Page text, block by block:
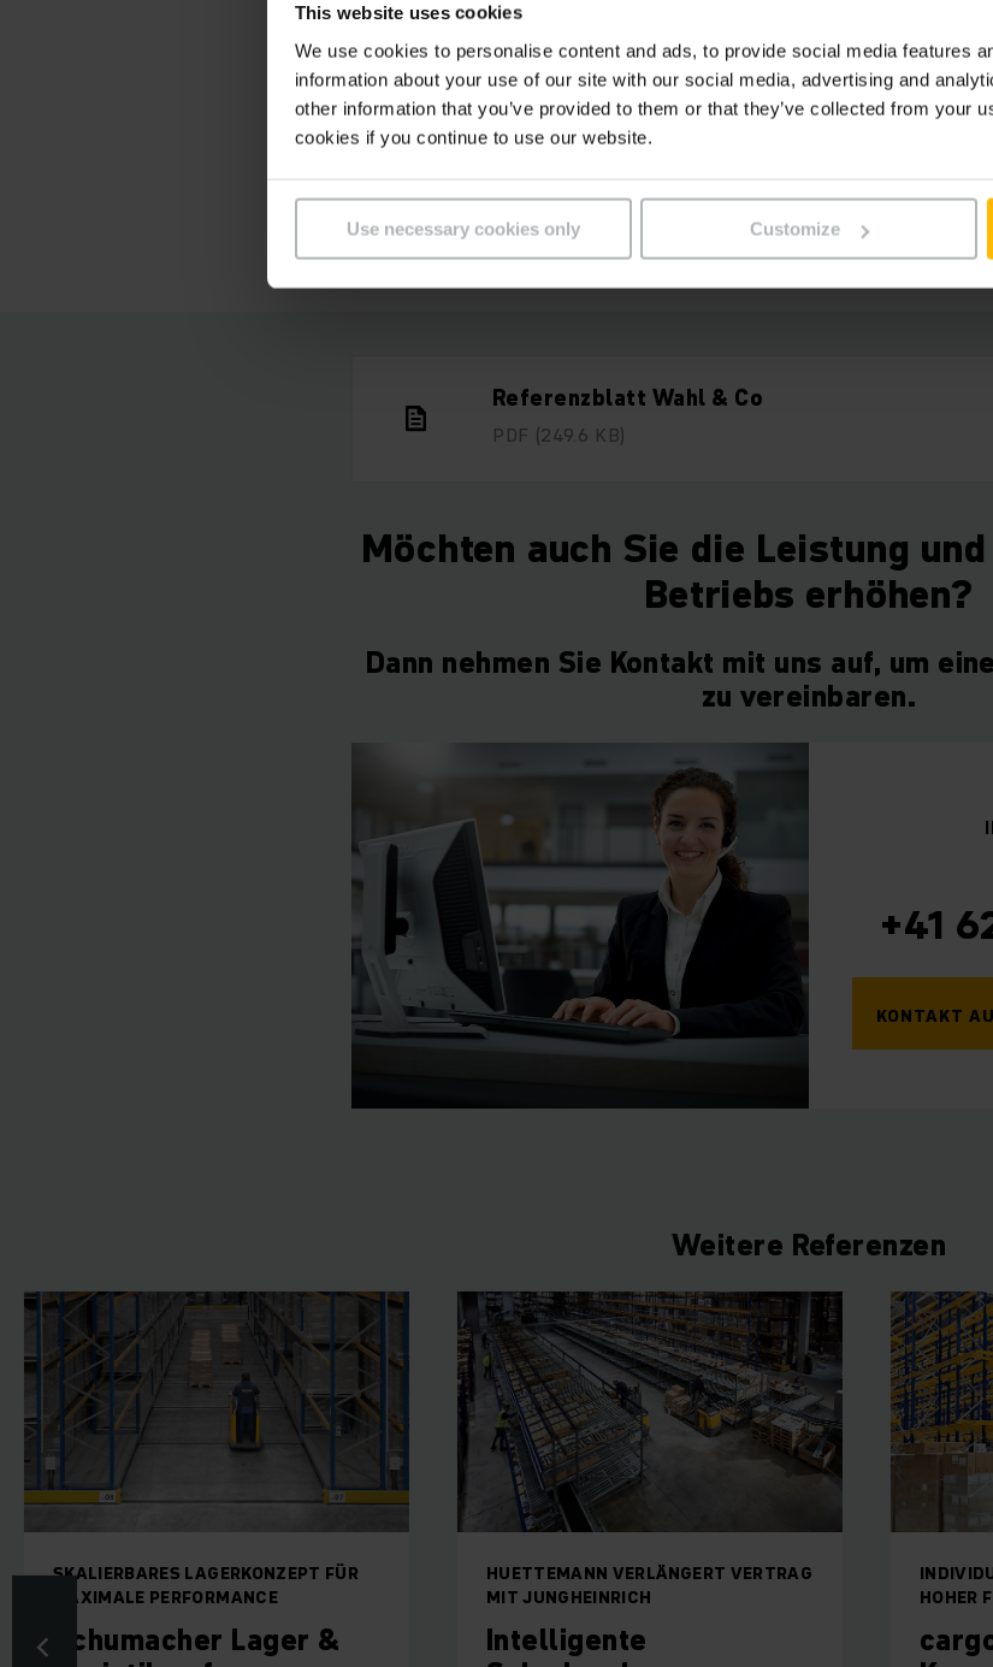
This website uses cookies
We use cookies to personalise content and ads, to provide social media features
information about your use of our site with our social media, advertising and
other information that you’ve provided to them or that they’ve collected from your
cookies if you continue to use our website.
Use necessary cookies only Customize
„Vor der Aufnahme der Palette
Einlagerung im Hochregallager
Fahrer optimal durch die
Jungheinrich unterstützt.“
Referenzblatt Wahl & Co
PDF (249.6 KB)
Möchten auch Sie die Leistung
Betriebs erhöhen?
Dann nehmen Sie Kontakt mit uns auf, um
zu vereinbaren.
+41
KONTAKT
Weitere Referenzen
LAGERKONZEPT FÜR
PERFORMANCE
Lager &
HUETTEMANN VERLÄNGERT VERTRAG
MIT JUNGHEINRICH
Intelligente
INDIVIDUELLE
HOHER FLEXIBILITÄT
cargo-